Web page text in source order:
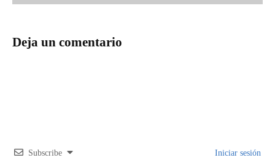
Deja un comentario
Subscribe Iniciar sesión